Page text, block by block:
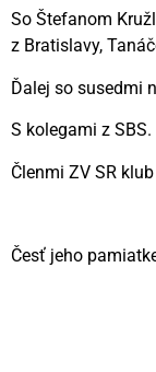
So Štefanom
z Bratislavy,
Ďalej so susedmi
S kolegami z SBS.
Členmi ZV SR
Česť jeho